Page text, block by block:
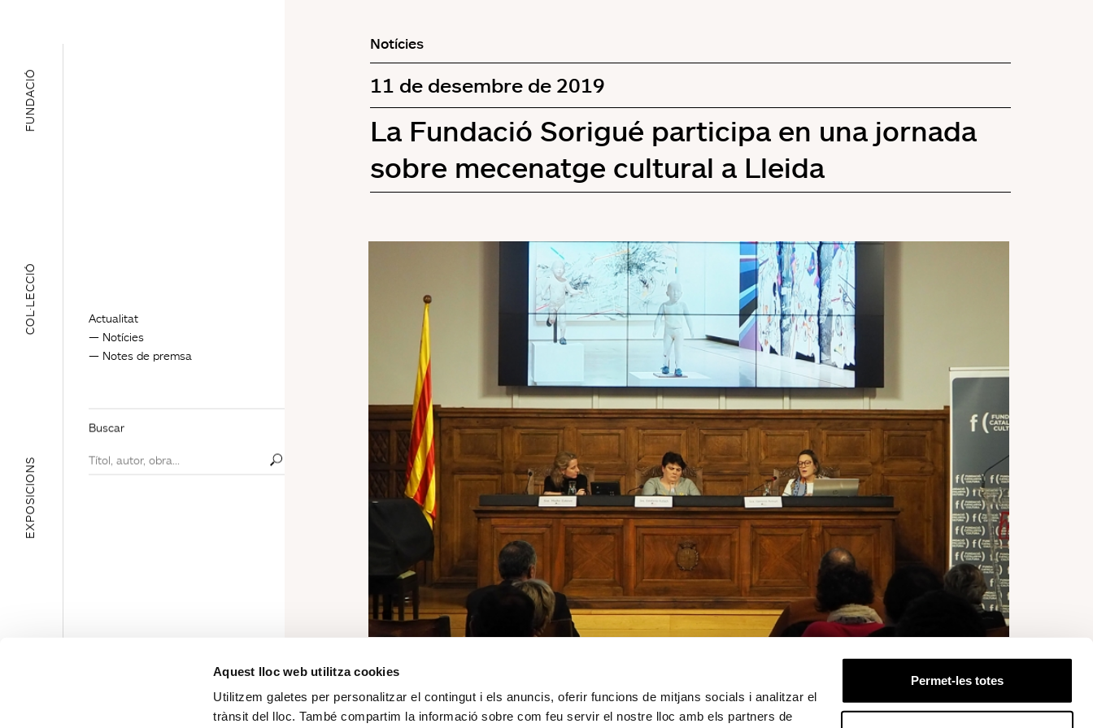
Aquest lloc web utilitza cookies
Utilitzem galetes per personalitzar el contingut i els anuncis, oferir funcions de mitjans socials i analitzar el
trànsit del lloc. També compartim la informació sobre com feu servir el nostre lloc amb els partners de
Permet-les totes
FUNDACIÓ
COL·LECCIÓ
EXPOSICIONS
Actualitat
Notícies
Notes de premsa
Buscar
Notícies
11 de desembre de 2019
La Fundació Sorigué participa en una jornada
sobre mecenatge cultural a Lleida
Gemma Avinyó, directora adjunta de la Fundació Sorigué, va participar ahir a la jornadaLa